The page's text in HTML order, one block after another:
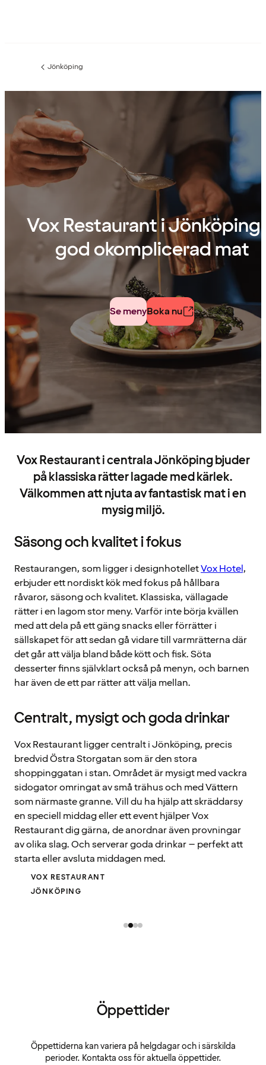
Föregående
Jönköping
Vox Restaurant i
god okomplicerad mat
Se menyBoka nu
Vox Restaurant i centrala Jönköping bjuder
på klassiska rätter lagade med kärlek.
Välkommen att njuta av fantastisk mat i en
mysig miljö.
Säsong och kvalitet i fokus
Restaurangen, som ligger i designhotelletVox Hotel,
erbjuder ett nordiskt kök med fokus på hållbara
råvaror, säsong och kvalitet. Klassiska, vällagade
rätter i en lagom stor meny. Varför inte börja kvällen
med att dela på ett gäng snacks eller förrätter i
sällskapet för att sedan gå vidare till varmrätterna där
det går att välja bland både kött och fisk. Söta
desserter finns självklart också på menyn, och barnen
har även de ett par rätter att välja mellan.
Centralt, mysigt och goda drinkar
Vox Restaurant ligger centralt i Jönköping, precis
bredvid Östra Storgatan som är den stora
shoppinggatan i stan. Området är mysigt med vackra
sidogator omringat av små trähus och med Vättern
som närmaste granne. Vill du ha hjälp att skräddarsy
en speciell middag eller ett event hjälper Vox
Restaurant dig gärna, de anordnar även provningar
av olika slag. Och serverar goda drinkar – perfekt att
starta eller avsluta middagen med.
VOX RESTAURANT
JÖNKÖPING
Öppettider
Öppettiderna kan variera på helgdagar och i särskilda
perioder. Kontakta oss för aktuella öppettider.